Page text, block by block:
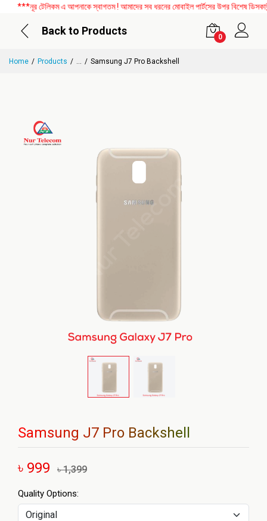
***নূর টেলিকম এ আপনাকে স্বাগতম ! আমাদের সব ধরনের মোবাইল পার্টসের উপর বিশেষ
Back to Products
0
Home Products ... Samsung J7 Pro Backshell
Samsung J7 Pro Backshell
৳ 999 ৳ 1,399
Quality Options: